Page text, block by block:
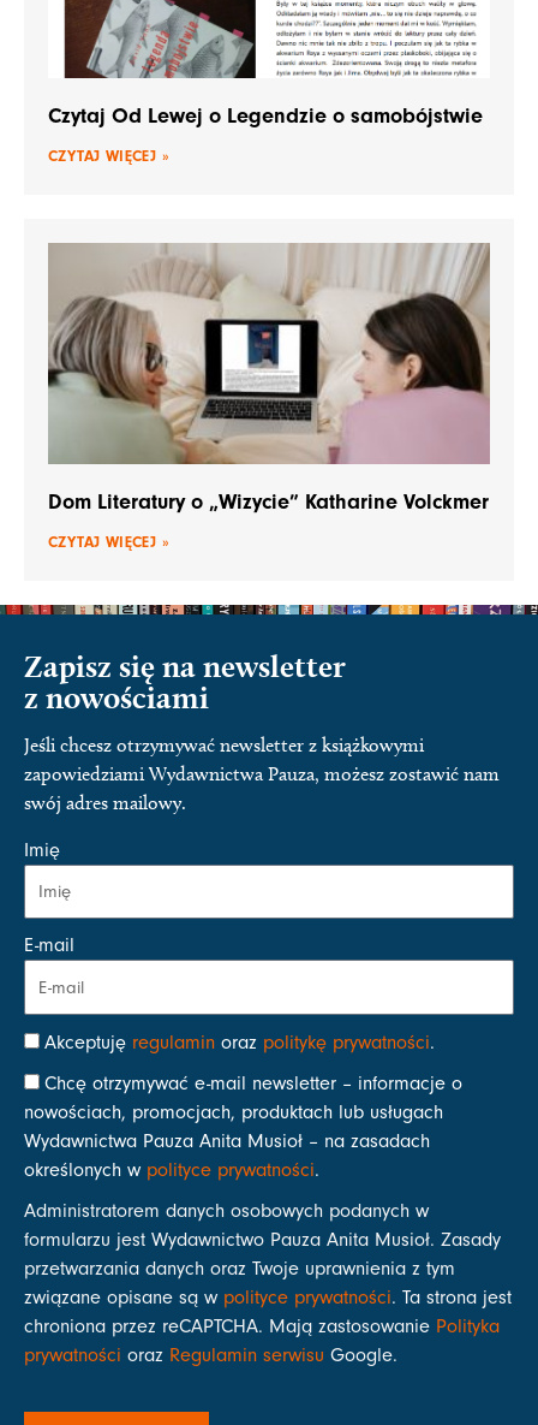
Czytaj Od Lewej o Legendzie o samobójstwie
CZYTAJ WIĘCEJ »
Dom Literatury o „Wizycie” Katharine Volckmer
CZYTAJ WIĘCEJ »
Zapisz się na newsletter
z nowościami
Jeśli chcesz otrzymywać newsletter z książkowymi
zapowiedziami Wydawnictwa Pauza, możesz zostawić nam
swój adres mailowy.
Imię
E-mail
Akceptuję regulamin oraz politykę prywatności.
Chcę otrzymywać e-mail newsletter – informacje o
nowościach, promocjach, produktach lub usługach
Wydawnictwa Pauza Anita Musioł – na zasadach
określonych w polityce prywatności.
Administratorem danych osobowych podanych w
formularzu jest Wydawnictwo Pauza Anita Musioł. Zasady
przetwarzania danych oraz Twoje uprawnienia z tym
związane opisane są w polityce prywatności. Ta strona jest
chroniona przez reCAPTCHA. Mają zastosowanie Polityka
prywatności oraz Regulamin serwisu Google.